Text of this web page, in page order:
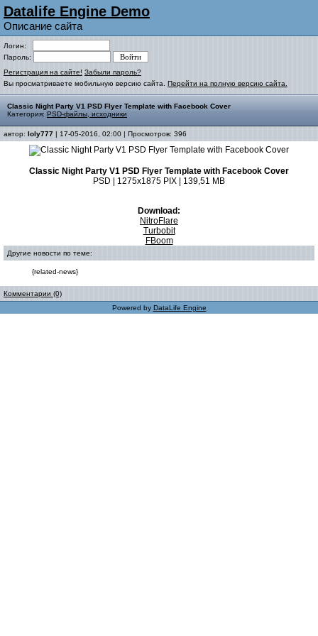
Datalife Engine Demo
Описание сайта
Логин:
Пароль:
Регистрация на сайте! Забыли пароль?
Вы просматриваете мобильную версию сайта. Перейти на полную версию сайта.
Classic Night Party V1 PSD Flyer Template with Facebook Cover
Категория: PSD-файлы, исходники
автор: loly777 | 17-05-2016, 02:00 | Просмотров: 396
Classic Night Party V1 PSD Flyer Template with Facebook Cover
PSD | 1275x1875 PIX | 139,51 MB
Download:
NitroFlare
Turbobit
FBoom
Другие новости по теме:
{related-news}
Комментарии (0)
Powered by DataLife Engine